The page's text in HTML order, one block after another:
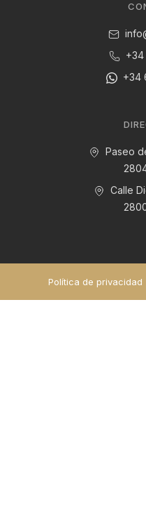
+34
+34
Paseo
Calle
Política de privacidad